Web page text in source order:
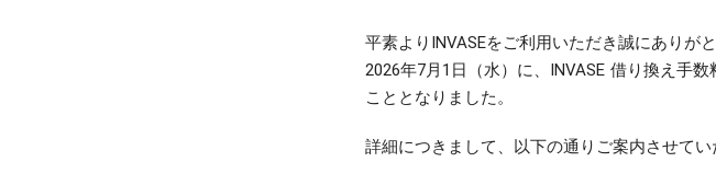
平素よりINVASEをご利用いただき誠にありが
2026年7月1日（水）に、INVASE 借り換え手
こととなりました。
詳細につきまして、以下の通りご案内させてい